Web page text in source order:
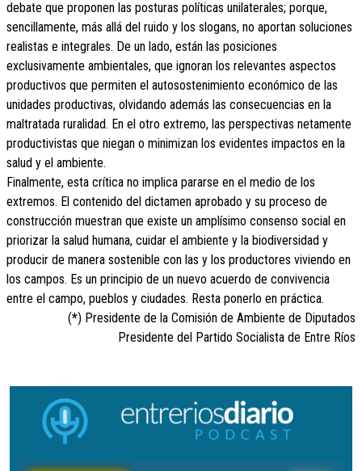
debate que proponen las posturas políticas unilaterales; porque,
sencillamente, más allá del ruido y los slogans, no aportan soluciones
realistas e integrales. De un lado, están las posiciones
exclusivamente ambientales, que ignoran los relevantes aspectos
productivos que permiten el autosostenimiento económico de las
unidades productivas, olvidando además las consecuencias en la
maltratada ruralidad. En el otro extremo, las perspectivas netamente
productivistas que niegan o minimizan los evidentes impactos en la
salud y el ambiente.
Finalmente, esta crítica no implica pararse en el medio de los
extremos. El contenido del dictamen aprobado y su proceso de
construcción muestran que existe un amplísimo consenso social en
priorizar la salud humana, cuidar el ambiente y la biodiversidad y
producir de manera sostenible con las y los productores viviendo en
los campos. Es un principio de un nuevo acuerdo de convivencia
entre el campo, pueblos y ciudades. Resta ponerlo en práctica.
(*) Presidente de la Comisión de Ambiente de Diputados
Presidente del Partido Socialista de Entre Ríos